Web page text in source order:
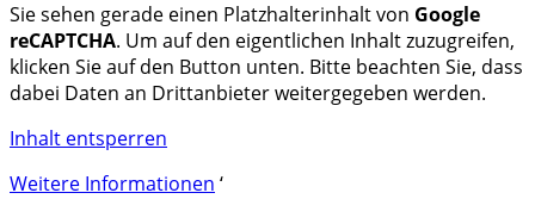
Sie sehen gerade einen Platzhalterinhalt von Google
reCAPTCHA. Um auf den eigentlichen Inhalt zuzugreifen,
klicken Sie auf den Button unten. Bitte beachten Sie, dass
dabei Daten an Drittanbieter weitergegeben werden.
Inhalt entsperren
Weitere Informationen ‘